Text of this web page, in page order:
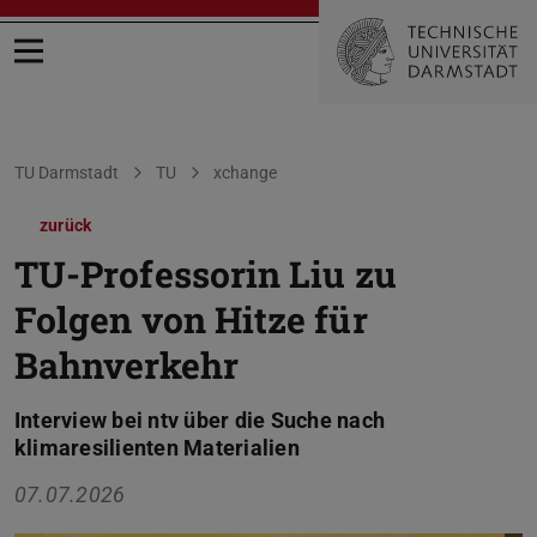
Menü öffnen
Sie befinden sich hier:
TU Darmstadt TU xchange
zurück
TU-Professorin Liu zu
Folgen von Hitze für
Bahnverkehr
Interview bei ntv über die Suche nach
klimaresilienten Materialien
07.07.2026